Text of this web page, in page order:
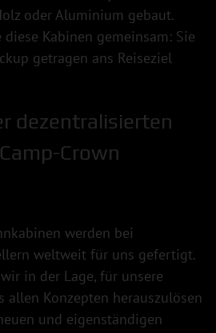
oder Aluminium gebaut.
Kabinen gemeinsam: Sie
getragen ans Reiseziel
dezentralisierten
Crown
werden bei
weltweit für uns gefertigt.
in der Lage, für unsere
allen Konzepten herauszulösen
und eigenständigen